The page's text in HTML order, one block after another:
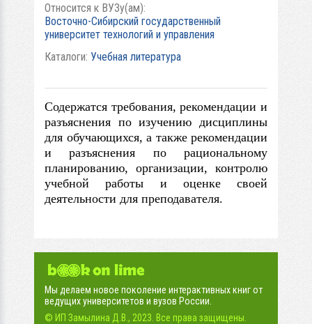
Относится к ВУЗу(ам):
Восточно-Сибирский государственный
университет технологий и управления
Каталоги: Учебная литература
Содержатся требования, рекомендации и
разъяснения по изучению дисциплины
для обучающихся, а также рекомендации
и разъяснения по рациональному
планированию, организации, контролю
учебной работы и оценке своей
деятельности для преподавателя.
Мы делаем новое поколение интерактивных книг от
ведущих университетов и вузов России.
© ИП Замылина Д.В., 2023. Все права защищены.